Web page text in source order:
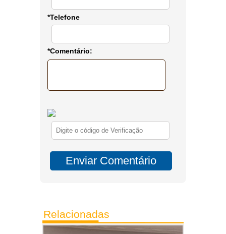
*Telefone
*Comentário:
Relacionadas